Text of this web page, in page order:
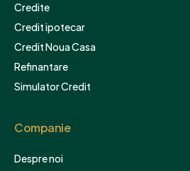
Credite
Credit ipotecar
Credit Noua Casa
Refinantare
Simulator Credit
Companie
Despre noi